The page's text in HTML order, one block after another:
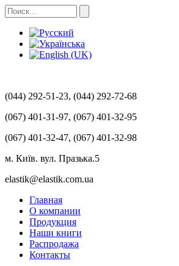
(044) 292-51-23, (044) 292-72-68
(067) 401-31-97, (067) 401-32-95
(067) 401-32-47, (067) 401-32-98
м. Київ. вул. Празька.5
elastik@elastik.com.ua
Главная
О компании
Продукция
Наши книги
Распродажа
Контакты